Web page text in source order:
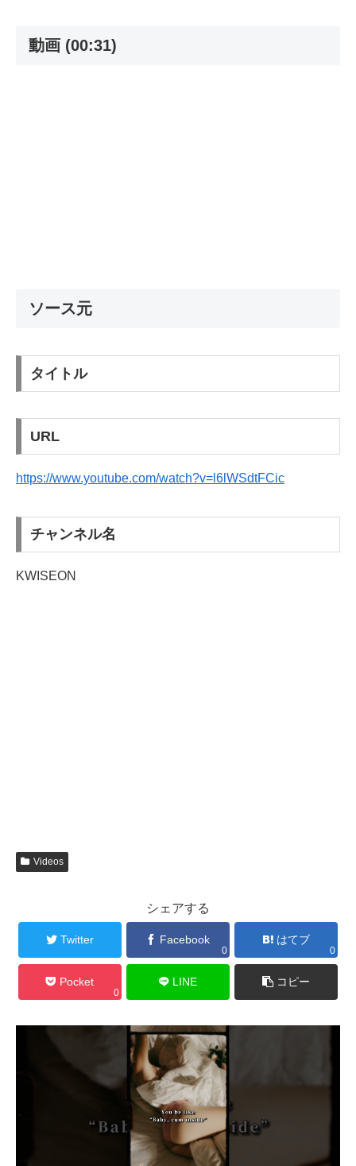
動画 (00:31)
ソース元
タイトル
URL
https://www.youtube.com/watch?v=l6lWSdtFCic
チャンネル名
KWISEON
Videos
シェアする
Twitter Facebook
0
はてブ
0
Pocket
0
LINE コピー